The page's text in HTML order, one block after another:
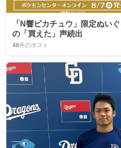
「N響ピカチュウ」限定ぬい
の「買えた」声続出
48件のポスト